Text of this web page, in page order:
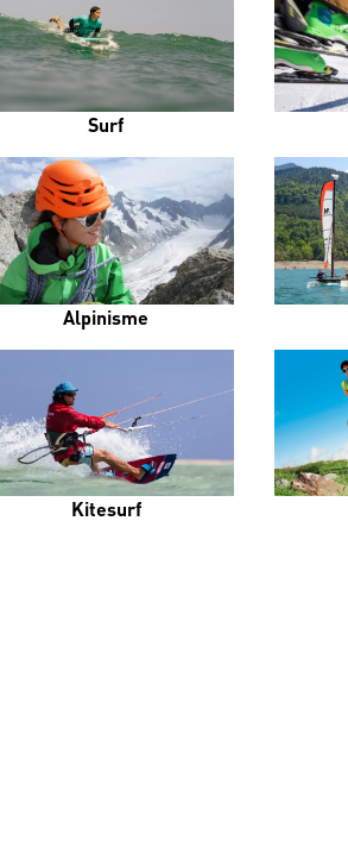
Surf
Alpinisme
Kitesurf